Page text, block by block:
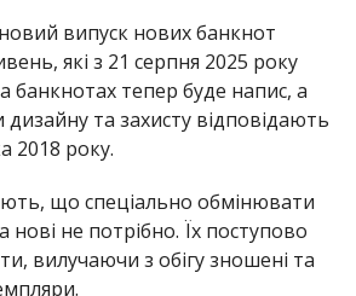
випуск нових банкнот
які з 21 серпня 2025 року
банкнотах тепер буде напис, а
дизайну та захисту відповідають
2018 року.
що спеціально обмінювати
нові не потрібно. Їх поступово
вилучаючи з обігу зношені та